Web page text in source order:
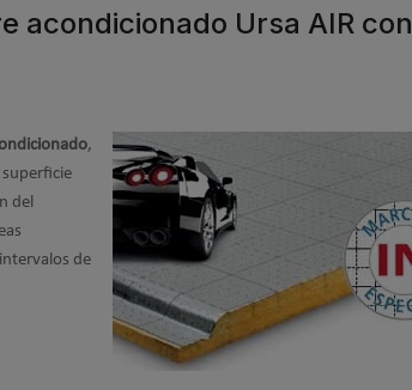
acondicionado Ursa AIR con
,
del
de